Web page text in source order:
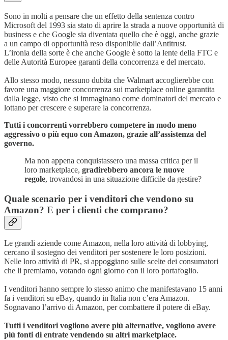
Sono in molti a pensare che un effetto della sentenza contro
Microsoft del 1993 sia stato di aprire la strada a nuove opportunità di
business e che Google sia diventata quello che è oggi, anche grazie
a un campo di opportunità reso disponibile dall’Antitrust.
L’ironia della sorte è che anche Google è sotto la lente della FTC e
delle Autorità Europee garanti della concorrenza e del mercato.
Allo stesso modo, nessuno dubita che Walmart accoglierebbe con
favore una maggiore concorrenza sui marketplace online garantita
dalla legge, visto che si immaginano come dominatori del mercato e
lottano per crescere e superare la concorrenza.
Tutti i concorrenti vorrebbero competere in modo meno
aggressivo o più equo con Amazon, grazie all’assistenza del
governo.
Ma non appena conquistassero una massa critica per il
loro marketplace, gradirebbero ancora le nuove
regole, trovandosi in una situazione difficile da gestire?
Quale scenario per i venditori che vendono su
Amazon? E per i clienti che comprano?
Le grandi aziende come Amazon, nella loro attività di lobbying,
cercano il sostegno dei venditori per sostenere le loro posizioni.
Nelle loro attività di PR, si appoggiano sulle scelte dei consumatori
che li premiamo, votando ogni giorno con il loro portafoglio.
I venditori hanno sempre lo stesso animo che manifestavano 15 anni
fa i venditori su eBay, quando in Italia non c’era Amazon.
Sognavano l’arrivo di Amazon, per combattere il potere di eBay.
Tutti i venditori vogliono avere più alternative, vogliono avere
più fonti di entrate vendendo su altri marketplace.